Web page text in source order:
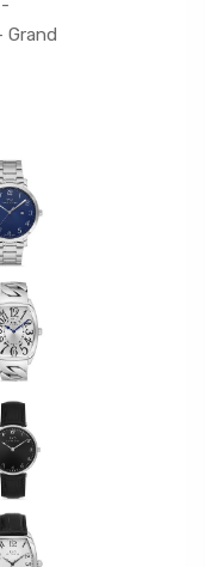
Grand